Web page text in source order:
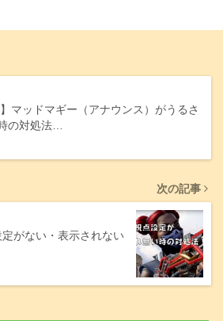
】マッドマギー（アナウンス）がうるさ
の対処法…
次の記事
定がない・表示されない